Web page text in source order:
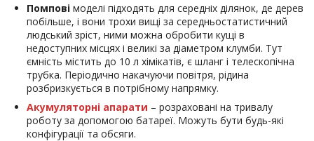
Помпові моделі підходять для середніх ділянок, де дерев
побільше, і вони трохи вищі за середньостатистичний
людський зріст, ними можна обробити кущі в
недоступних місцях і великі за діаметром клумби. Тут
ємність містить до 10 л хімікатів, є шланг і телескопічна
трубка. Періодично накачуючи повітря, рідина
розбризкується в потрібному напрямку.
Акумуляторні апарати – розраховані на тривалу
роботу за допомогою батареї. Можуть бути будь-які
конфігурації та обсяги.